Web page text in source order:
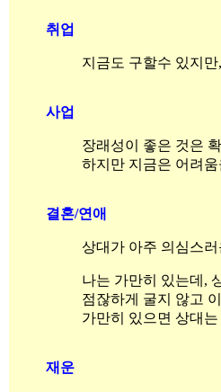
취업
지금도 구할수 있지
사업
장래성이 좋은 것은
하지만 지금은 어려
결혼/연애
상대가 아주 의심스
나는 가만히 있는데,
점잖하게 굴지 않고
가만히 있으면 상대
재운